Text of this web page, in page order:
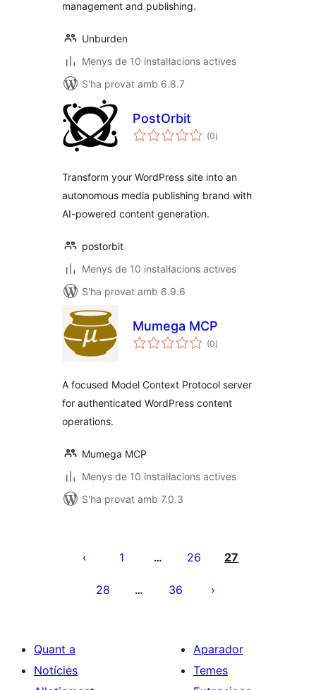
management and publishing.
Unburden
Menys de 10 instal·lacions actives
S'ha provat amb 6.8.7
PostOrbit
(0puntuacions
totals
)
Transform your WordPress site into an
autonomous media publishing brand with
AI-powered content generation.
postorbit
Menys de 10 instal·lacions actives
S'ha provat amb 6.9.6
Mumega MCP
(0puntuacions
totals
)
A focused Model Context Protocol server
for authenticated WordPress content
operations.
Mumega MCP
Menys de 10 instal·lacions actives
S'ha provat amb 7.0.3
entrades
1 … 26 27
28 … 36
Quant a
Notícies
Aparador
Temes